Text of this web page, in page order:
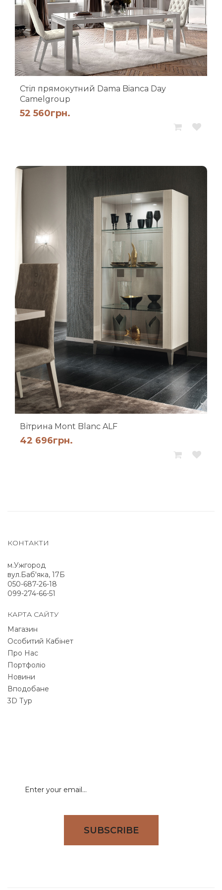
Стіл прямокутний Dama Bianca Day
Camelgroup
52 560грн.
Вітрина Mont Blanc ALF
42 696грн.
КОНТАКТИ
м.Ужгород
вул.Баб'яка, 17Б
050-687-26-18
099-274-66-51
КАРТА САЙТУ
Магазин
Особитий Кабінет
Про Нас
Портфоліо
Новини
Вподобане
3D Тур